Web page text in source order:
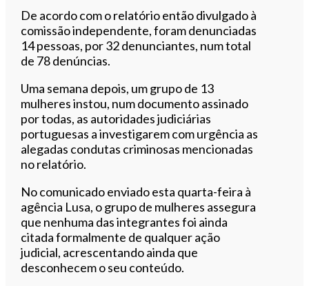
De acordo com o relatório então divulgado à
comissão independente, foram denunciadas
14 pessoas, por 32 denunciantes, num total
de 78 denúncias.
Uma semana depois, um grupo de 13
mulheres instou, num documento assinado
por todas, as autoridades judiciárias
portuguesas a investigarem com urgência as
alegadas condutas criminosas mencionadas
no relatório.
No comunicado enviado esta quarta-feira à
agência Lusa, o grupo de mulheres assegura
que nenhuma das integrantes foi ainda
citada formalmente de qualquer ação
judicial, acrescentando ainda que
desconhecem o seu conteúdo.